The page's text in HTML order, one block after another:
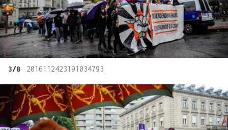
3/8 2016112423191034793